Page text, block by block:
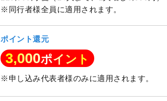
※同行者様全員に適用されます。
ポイント還元
3,000ポイント
※申し込み代表者様のみに適用されます。